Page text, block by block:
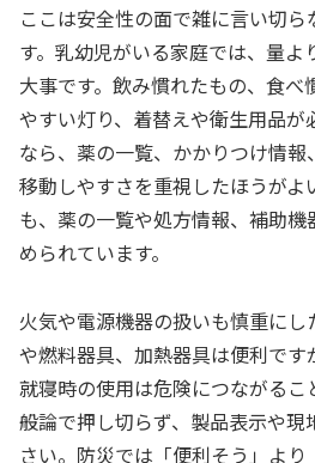
ここは安全性の面で雑に言い切
す。乳幼児がいる家庭では、量よ
大事です。飲み慣れたもの、食べ
やすい灯り、着替えや衛生用品が
なら、薬の一覧、かかりつけ情報
移動しやすさを重視したほうがよ
も、薬の一覧や処方情報、補助
められています。
火気や電源機器の扱いも慎重に
や燃料器具、加熱器具は便利です
就寝時の使用は危険につながる
般論で押し切らず、製品表示や
さい。防災では「便利そう」よ